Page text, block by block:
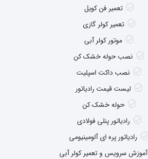
تعمیر فن کویل
تعمیر کولر گازی
موتور کولر آبی
نصب حوله خشک کن
نصب داکت اسپلیت
لیست قیمت رادیاتور
حوله خشک کن
رادیاتور پنلی فولادی
رادیاتور پره ای آلومینیومی
آموزش سرویس و تعمیر کولر آبی